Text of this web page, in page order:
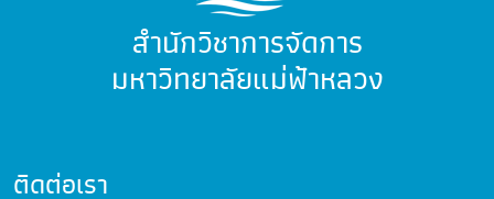
สำนักวิชาการจัดการ
มหาวิทยาลัยแม่ฟ้าหลวง
ติดต่อเรา